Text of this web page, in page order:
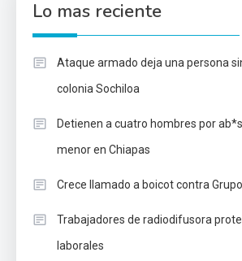
Lo mas reciente
Ataque armado deja una persona
colonia Sochiloa
Detienen a cuatro hombres por
menor en Chiapas
Crece llamado a boicot contra
Trabajadores de radiodifusora
laborales